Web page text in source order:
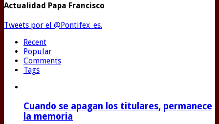
Actualidad Papa Francisco
Tweets por el @Pontifex_es.
Recent
Popular
Comments
Tags
Cuando se apagan los titulares, permanece
la memoria